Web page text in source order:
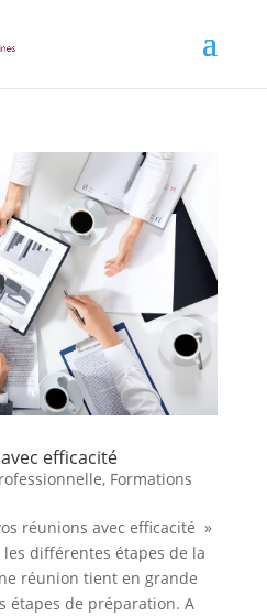
efficacité
, Formations
réunions avec efficacité »
différentes étapes de la
réunion tient en grande
étapes de préparation. A